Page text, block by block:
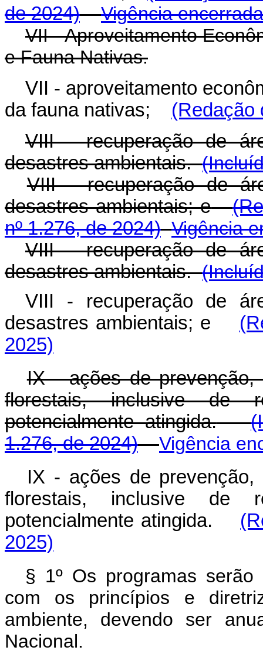
de 2024)
Vigência encerrada
VII - Aproveitamento
e Fauna Nativas.
VII - aproveitamento
da fauna nativas;
(Redação
VIII - recuperação de
desastres ambientais.
VIII - recuperação de
desastres ambientais; e
nº 1.276, de 2024) Vigência
VIII - recuperação de
desastres ambientais.
VIII - recuperação de
desastres ambientais; e
2025)
IX - ações de prevenção,
florestais, inclusive de
potencialmente atingida.
1.276, de 2024)
Vigência
IX - ações de
florestais, inclusive de
potencialmente atingida.
2025)
§ 1º Os programas serão
com os princípios e
ambiente, devendo ser
Nacional.